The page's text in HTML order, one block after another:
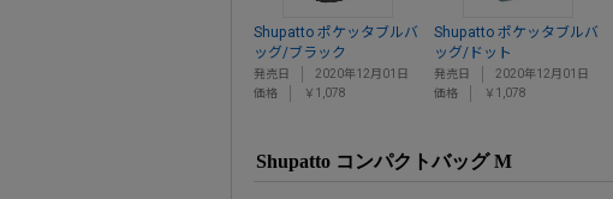
Shupatto ポケッタブルバ
ッグ/ブラック
発売日
2020年12月01日
価格
￥1,078
Shupatto ポケッタブルバ
ッグ/ドット
発売日
2020年12月01日
価格
￥1,078
Shupatto コンパクトバッグ M